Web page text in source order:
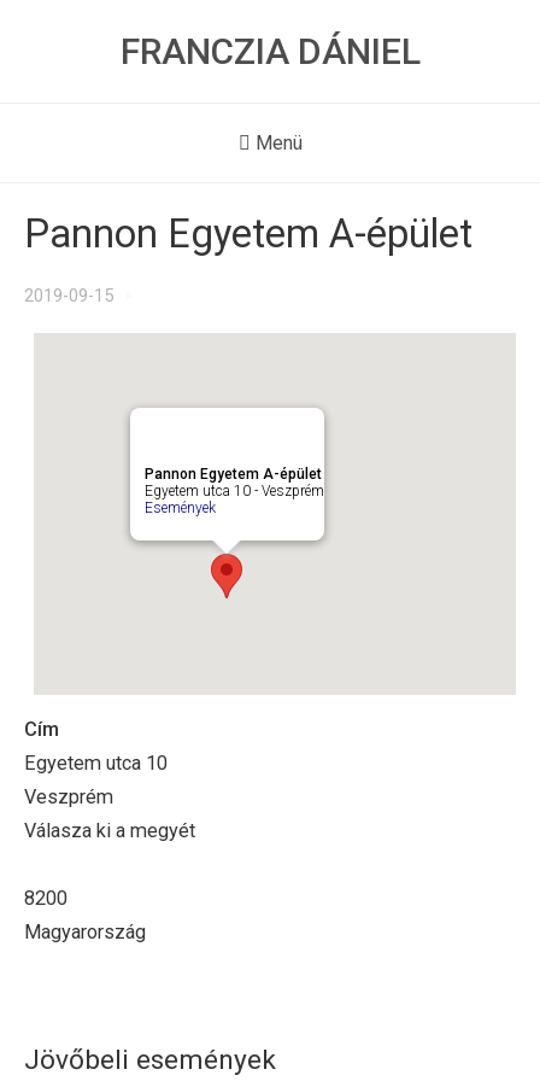
FRANCZIA DÁNIEL
Menü
Pannon Egyetem A-épület
2019-09-15
Pannon Egyetem A-épület
Egyetem utca 10 - Veszprém
Események
Cím
Egyetem utca 10
Veszprém
Válasza ki a megyét
8200
Magyarország
Jövőbeli események